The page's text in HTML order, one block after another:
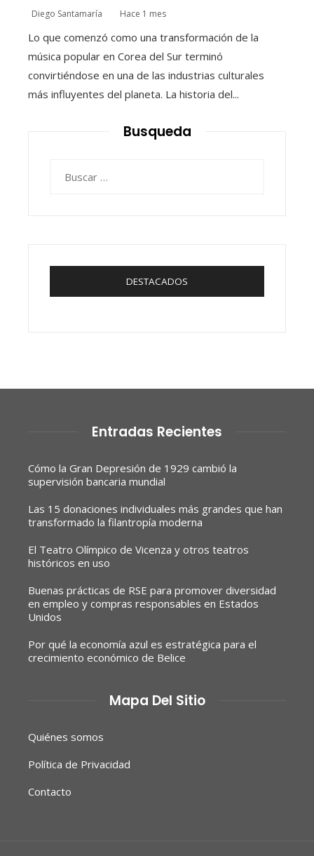
Diego Santamaría Hace 1 mes
Lo que comenzó como una transformación de la
música popular en Corea del Sur terminó
convirtiéndose en una de las industrias culturales
más influyentes del planeta. La historia del...
Busqueda
DESTACADOS
Entradas Recientes
Cómo la Gran Depresión de 1929 cambió la
supervisión bancaria mundial
Las 15 donaciones individuales más grandes que han
transformado la filantropía moderna
El Teatro Olímpico de Vicenza y otros teatros
históricos en uso
Buenas prácticas de RSE para promover diversidad
en empleo y compras responsables en Estados
Unidos
Por qué la economía azul es estratégica para el
crecimiento económico de Belice
Mapa Del Sitio
Quiénes somos
Política de Privacidad
Contacto